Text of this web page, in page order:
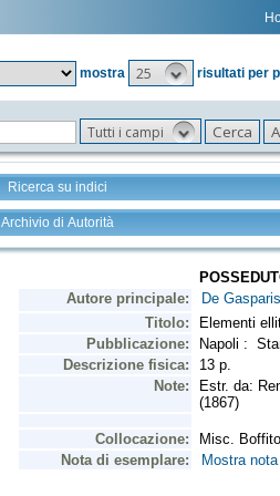
mostra
25 risultati per
Tutti i campi
Ricerca su indici
Archivio di Autorità